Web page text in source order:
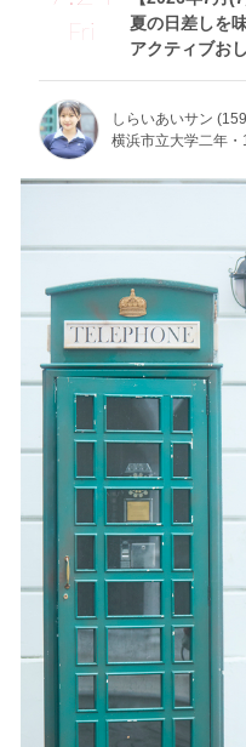
Fri
夏の日差しを
アクティブお
しらいあいサン
横浜市立大学二年・